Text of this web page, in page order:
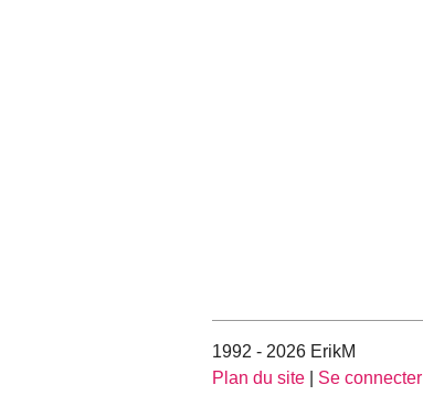
1992 - 2026 ErikM
Plan du site
Se connecter